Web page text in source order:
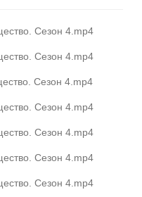
Сезон 4.mp4
Сезон 4.mp4
Сезон 4.mp4
Сезон 4.mp4
Сезон 4.mp4
Сезон 4.mp4
Сезон 4.mp4